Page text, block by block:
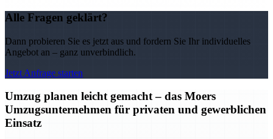
Alle Fragen geklärt?
Dann probieren Sie es jetzt aus und fordern Sie Ihr individuelles
Angebot an – ganz unverbindlich.
Jetzt Anfrage starten
Umzug planen leicht gemacht – das Moers
Umzugsunternehmen für privaten und gewerblichen
Einsatz